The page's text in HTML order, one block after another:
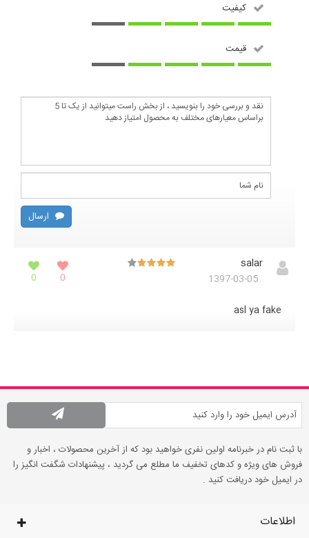
کیفیت
قیمت
ارسال
salar
1397-03-05
0
0
asl ya fake
با ثبت نام در خبرنامه اولین نفری خواهید بود که از آخرین محصولات ، اخبار و
فروش های ویژه و کدهای تخفیف ما مطلع می گردید ، پیشنهادات شگفت انگیز را
در ایمیل خود دریافت کنید .
اطلاعات